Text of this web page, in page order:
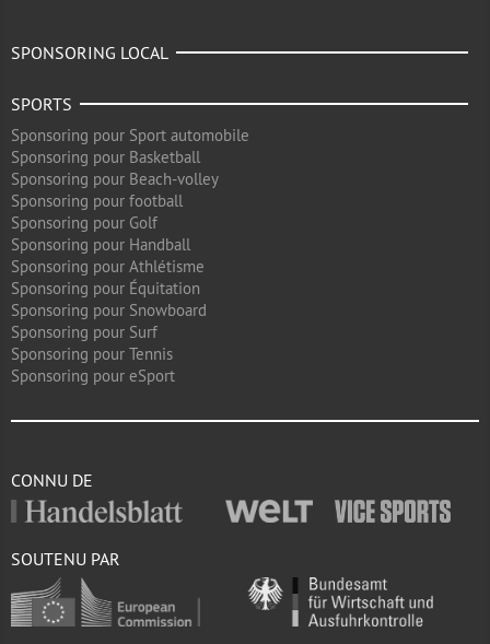
SPONSORING LOCAL
SPORTS
Sponsoring pour Sport automobile
Sponsoring pour Basketball
Sponsoring pour Beach-volley
Sponsoring pour football
Sponsoring pour Golf
Sponsoring pour Handball
Sponsoring pour Athlétisme
Sponsoring pour Équitation
Sponsoring pour Snowboard
Sponsoring pour Surf
Sponsoring pour Tennis
Sponsoring pour eSport
CONNU DE
SOUTENU PAR